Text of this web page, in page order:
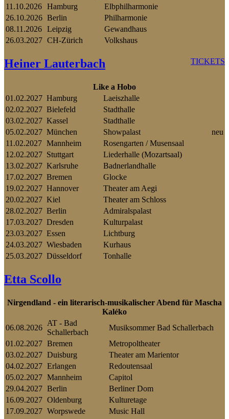
11.10.2026 Hamburg
Elbphilharmonie
26.10.2026 Berlin
Philharmonie
08.11.2026 Leipzig
Gewandhaus
26.03.2027 CH-Zürich Volkshaus
TICKETS
Heiner Lauterbach
Like a Hobo
01.02.2027 Hamburg
Laeiszhalle
02.02.2027 Bielefeld
Stadthalle
03.02.2027 Kassel
Stadthalle
05.02.2027 München Showpalast
neu
11.02.2027 Mannheim
Rosengarten / Musensaal
12.02.2027 Stuttgart
Liederhalle (Mozartsaal)
13.02.2027 Karlsruhe
Badnerlandhalle
17.02.2027 Bremen
Glocke
19.02.2027 Hannover
Theater am Aegi
20.02.2027 Kiel
Theater am Schloss
28.02.2027 Berlin
Admiralspalast
17.03.2027 Dresden
Kulturpalast
23.03.2027 Essen
Lichtburg
24.03.2027 Wiesbaden
Kurhaus
25.03.2027 Düsseldorf Tonhalle
Etta Scollo
Nirgendland - ein literarisch-musikalischer Abend für Mascha
Kaléko
06.08.2026
AT - Bad
Schallerbach
Musiksommer Bad Schallerbach
01.02.2027 Bremen
Metropoltheater
03.02.2027 Duisburg
Theater am Marientor
04.02.2027 Erlangen
Redoutensaal
05.02.2027 Mannheim
Capitol
29.04.2027 Berlin
Berliner Dom
16.09.2027 Oldenburg
Kulturetage
17.09.2027 Worpswede Music Hall